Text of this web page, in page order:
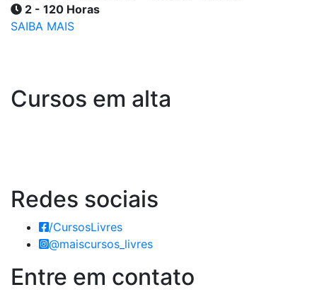
2 - 120 Horas
SAIBA MAIS
Cursos em alta
Redes sociais
/CursosLivres
@maiscursos_livres
Entre em contato